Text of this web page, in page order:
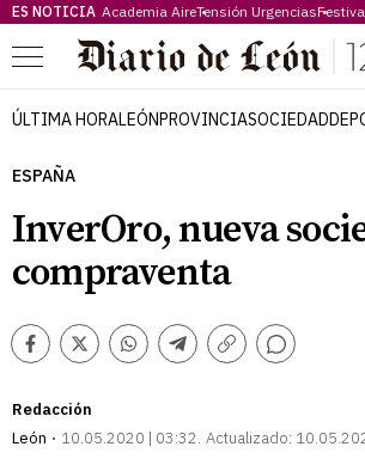
ES NOTICIA Academia AireTensión Urgencias
Menú
ÚLTIMA HORALEÓNPROVINCIASOCIEDAD
ESPAÑA
InverOro, nueva
compraventa
Facebook
TwitterWhatsappTelegram
Copiar
Comentarios
Redacción
León
10.05.2020 | 03:32 Actualizado: